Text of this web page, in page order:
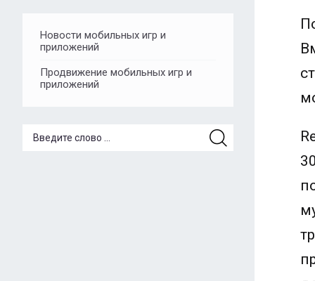
Новости мобильных игр и
приложений
Продвижение мобильных игр и
приложений